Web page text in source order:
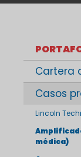
Cartera
Casos
Lincoln
médica)